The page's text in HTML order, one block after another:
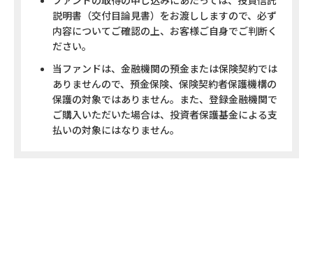
説明書（交付目論見書）をお渡ししますので、必ず
内容についてご確認の上、お客様ご自身でご判断く
ださい。
当ファンドは、金融機関の預金または保険契約では
ありませんので、預金保険、保険契約者保護機構の
保護の対象ではありません。また、登録金融機関で
ご購入いただいた場合は、投資者保護基金による支
払いの対象にはなりません。